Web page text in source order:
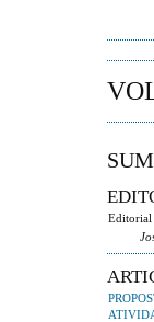
Editorial